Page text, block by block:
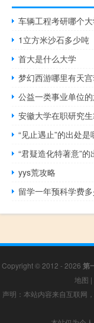
车辆工程考研哪个
1立方米沙石多少吨
首大是什么大学
梦幻西游哪里有天
公益一类事业单位
安徽大学在职研究
“见止遇止”的出处是
“君疑造化特著意”的
yys荒攻略
留学一年预科学费
Copyright © 2012 - 2026 第
地图 |
声明：本站内容来自互联网